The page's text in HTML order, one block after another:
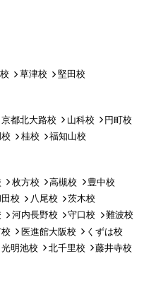
草津校 堅田校
京都北大路校 山科校
円町校
桂校 福知山校
枚方校 高槻校
豊中校
校 八尾校
茨木校
河内長野校 守口校
難波校
医進館大阪校
くずは校
光明池校 北千里校
藤井寺校